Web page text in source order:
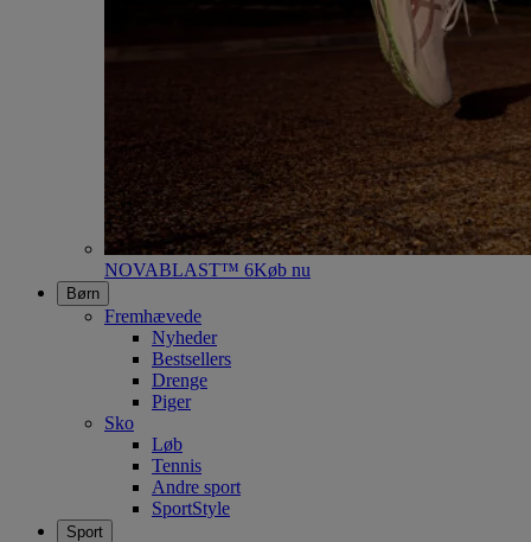
NOVABLAST™ 6Køb nu
Børn
Fremhævede
Nyheder
Bestsellers
Drenge
Piger
Sko
Løb
Tennis
Andre sport
SportStyle
Sport